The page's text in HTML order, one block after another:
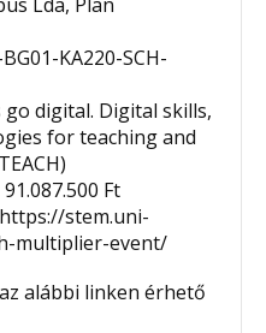
Lda, Plan
KA220-SCH-
go digital. Digital skills,
for teaching and
Ft
https://stem.uni-
multiplier-event/
alábbi linken érhető